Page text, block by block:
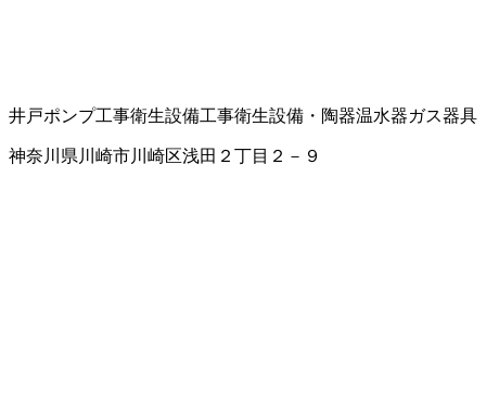
井戸ポンプ工事衛生設備工事衛生設備・陶器温水器ガス器具
神奈川県川崎市川崎区浅田２丁目２－９